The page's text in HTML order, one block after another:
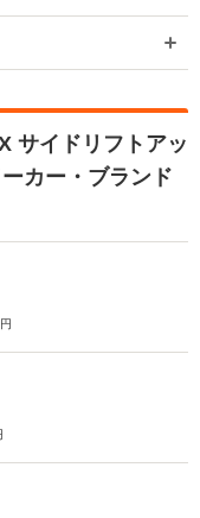
サイドリフトアッ
カー・ブランド